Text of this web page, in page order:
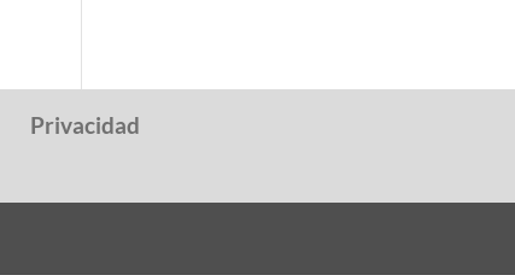
Privacidad